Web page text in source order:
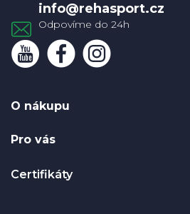
info@rehasport.cz
O nákupu
Pro vás
Certifikáty